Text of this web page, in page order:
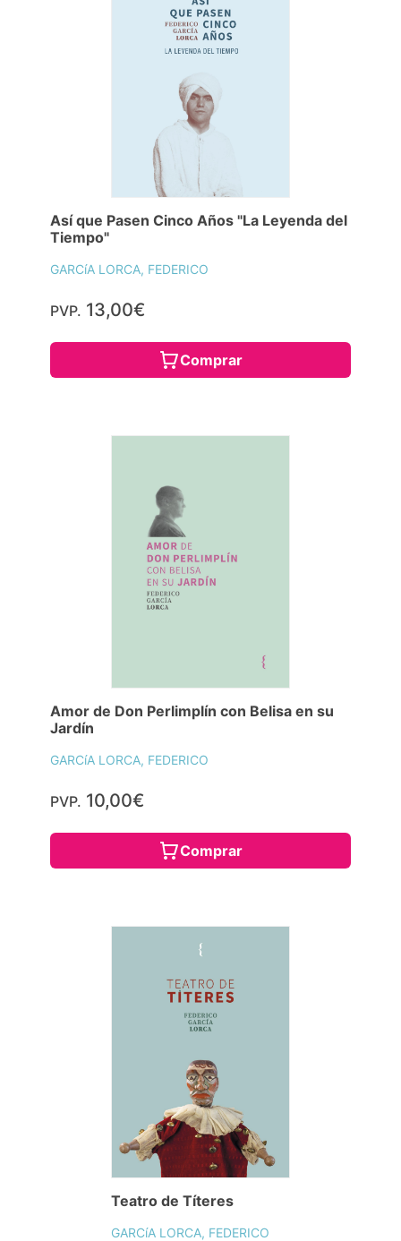
Así que Pasen Cinco Años "La Leyenda del
Tiempo"
GARCíA LORCA, FEDERICO
PVP. 13,00€
Comprar
Amor de Don Perlimplín con Belisa en su
Jardín
GARCíA LORCA, FEDERICO
PVP. 10,00€
Comprar
Teatro de Títeres
GARCíA LORCA, FEDERICO